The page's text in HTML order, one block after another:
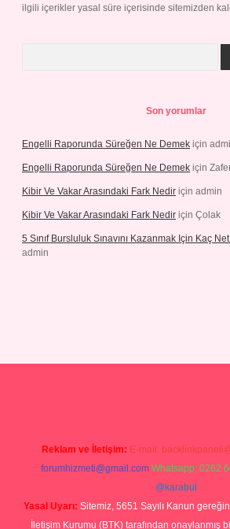
ilgili içerikler yasal süre içerisinde sitemizden
Son yorumlar
Engelli Raporunda Süreğen Ne Demek için
Engelli Raporunda Süreğen Ne Demek için
Kibir Ve Vakar Arasındaki Fark Nedir için admin
Kibir Ve Vakar Arasındaki Fark Nedir için Çolak
5 Sınıf Bursluluk Sınavını Kazanmak Için Kaç
admin
Reklam ve İletişim: E-mail:
forumhizmeti@gmail.com Whatsapp: 0262
@karabul
Yasal Uyarı: Sitemiz, 5651 Sayılı Kanun
İletişim Kurumu (BTK) tarafından onaylanmış